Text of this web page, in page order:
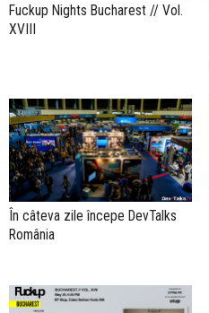
Fuckup Nights Bucharest // Vol.
XVIII
În câteva zile începe DevTalks
România